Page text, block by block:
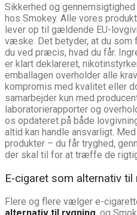
Sikkerhed og
hos Smokey. Alle vores
lever op til gældende EU-
væske. Det betyder, at du som
du ved præcis, hvad du får.
er klart deklareret,
emballagen overholder alle
kompromis med kvalitet eller
samarbejder kun med
laboratorierapporter og
os opdateret på både
altid kan handle ansvarligt.
produkter – du får tryghed,
der skal til for at træffe de
E-cigaret som alternativ til
Flere og flere vælger e-